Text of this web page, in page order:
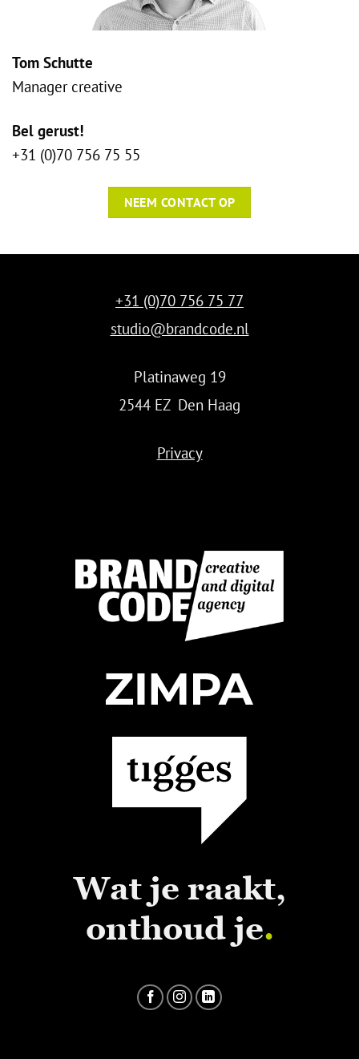
Tom Schutte
Manager creative
Bel gerust!
+31 (0)70 756 75 55
NEEM CONTACT OP
+31 (0)70 756 75 77
studio@brandcode.nl
Platinaweg 19
2544 EZ Den Haag
Privacy
Wat je raakt,
onthoud je.